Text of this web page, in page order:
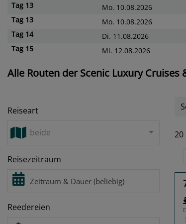
Tag 13 Mo. 10.08.2026
Tag 13 Mo. 10.08.2026
Tag 14 Di. 11.08.2026
Tag 15 Mi. 12.08.2026
Alle Routen der Scenic Luxury Cruises
Reiseart
beide
Reisezeitraum
Reedereien
20